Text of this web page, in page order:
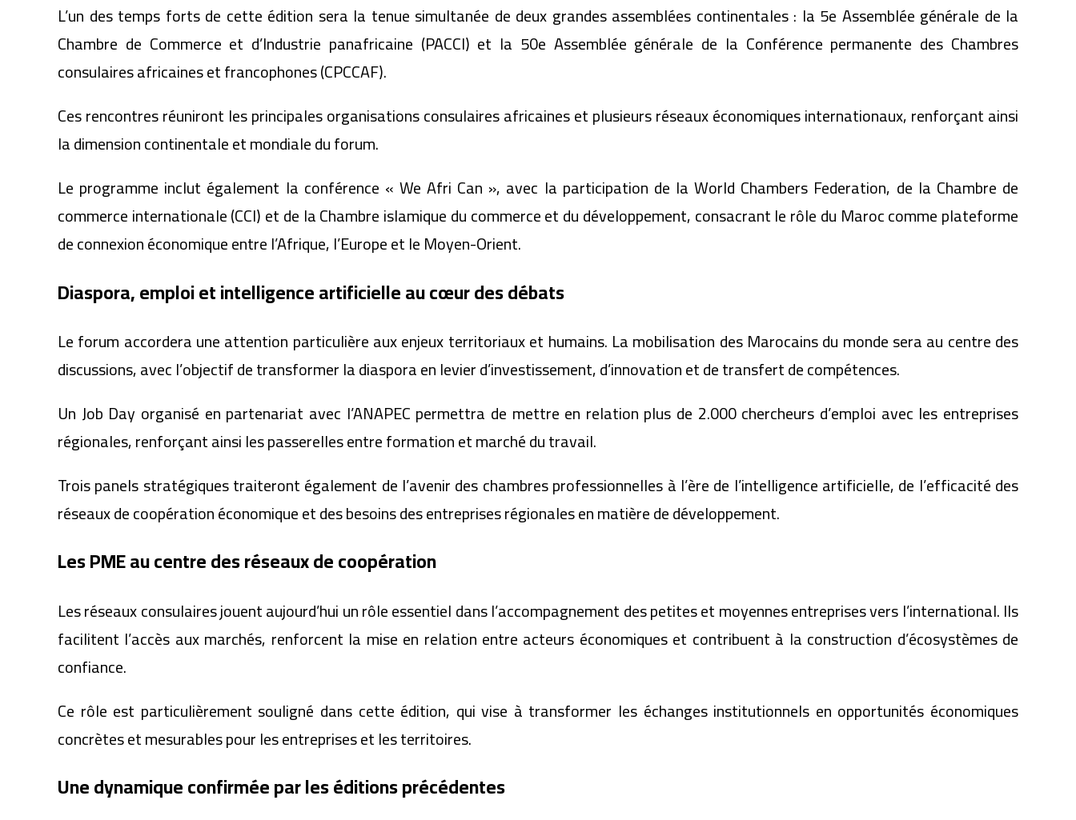
L’un des temps forts de cette édition sera la tenue simultanée de deux grandes assemblées continentales : la 5e Assemblée générale de la
Chambre de Commerce et d’Industrie panafricaine (PACCI) et la 50e Assemblée générale de la Conférence permanente des Chambres
consulaires africaines et francophones (CPCCAF).
Ces rencontres réuniront les principales organisations consulaires africaines et plusieurs réseaux économiques internationaux, renforçant ainsi
la dimension continentale et mondiale du forum.
Le programme inclut également la conférence « We Afri Can », avec la participation de la World Chambers Federation, de la Chambre de
commerce internationale (CCI) et de la Chambre islamique du commerce et du développement, consacrant le rôle du Maroc comme plateforme
de connexion économique entre l’Afrique, l’Europe et le Moyen-Orient.
Diaspora, emploi et intelligence artificielle au cœur des débats
Le forum accordera une attention particulière aux enjeux territoriaux et humains. La mobilisation des Marocains du monde sera au centre des
discussions, avec l’objectif de transformer la diaspora en levier d’investissement, d’innovation et de transfert de compétences.
Un Job Day organisé en partenariat avec l’ANAPEC permettra de mettre en relation plus de 2.000 chercheurs d’emploi avec les entreprises
régionales, renforçant ainsi les passerelles entre formation et marché du travail.
Trois panels stratégiques traiteront également de l’avenir des chambres professionnelles à l’ère de l’intelligence artificielle, de l’efficacité des
réseaux de coopération économique et des besoins des entreprises régionales en matière de développement.
Les PME au centre des réseaux de coopération
Les réseaux consulaires jouent aujourd’hui un rôle essentiel dans l’accompagnement des petites et moyennes entreprises vers l’international. Ils
facilitent l’accès aux marchés, renforcent la mise en relation entre acteurs économiques et contribuent à la construction d’écosystèmes de
confiance.
Ce rôle est particulièrement souligné dans cette édition, qui vise à transformer les échanges institutionnels en opportunités économiques
concrètes et mesurables pour les entreprises et les territoires.
Une dynamique confirmée par les éditions précédentes